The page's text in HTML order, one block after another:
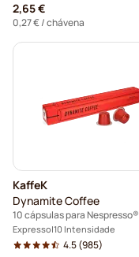
2,65 €
0,27 €/ chávena
KaffeK
Dynamite Coffee
10 cápsulas para Nespresso®
Expresso 10 Intensidade
4.5(985)